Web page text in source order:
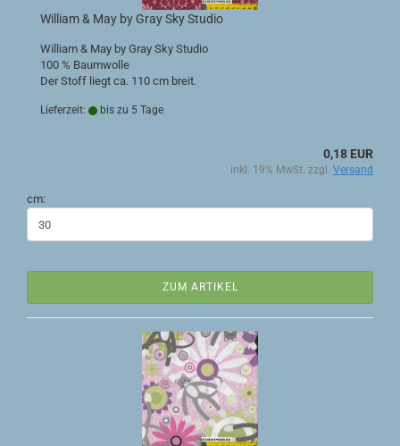
William & May by Gray Sky Studio
William & May by Gray Sky Studio
100 % Baumwolle
Der Stoff liegt ca. 110 cm breit.
Lieferzeit: bis zu 5 Tage
0,18 EUR
inkl. 19% MwSt. zzgl. Versand
cm:
ZUM ARTIKEL